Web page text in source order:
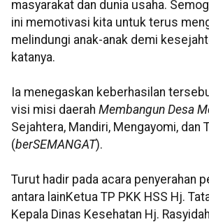
masyarakat dan dunia usaha.
ini memotivasi kita untuk terus
melindungi anak-anak demi
katanya.
Ia menegaskan keberhasilan
visi misi daerah Membangun Desa
Sejahtera, Mandiri, Mengayomi, dan
(berSEMANGAT).
Turut hadir pada acara penyerahan
antara lainKetua TP PKK HSS Hj.
Kepala Dinas Kesehatan Hj.